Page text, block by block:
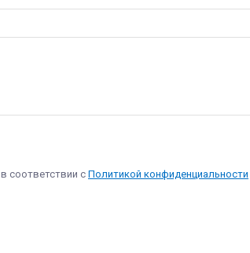
в соответствии с Политикой конфиденциальности